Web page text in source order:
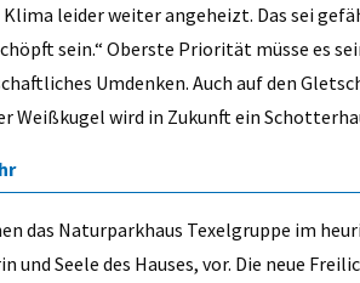
leider weiter angeheizt. Das sei
sein.“ Oberste Priorität müsse es
Umdenken. Auch auf den
Weißkugel wird in Zukunft ein
das Naturparkhaus Texelgruppe im
und Seele des Hauses, vor. Die neue